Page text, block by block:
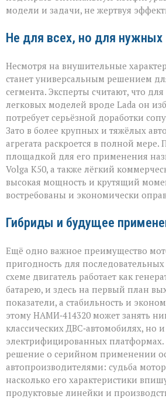
модели и задачи, не жертвуя
Не для всех, но для нужных
Несмотря на внушительные
станет универсальным решением
сегмента. Эксперты считают, что
легковых моделей вроде Lada он
потребует серьёзной доработки
Зато в более крупных и тяжёлых
агрегата раскроется в полной мере.
площадкой для его применения
Volga К50, а также лёгкий
высокая мощность и крутящий
востребованы и экономически
Гибриды и будущее
Ещё одно важное преимущество
пригодность для
схеме двигатель работает как
батарею, и здесь на первый план
показатели, а стабильность и
этому НАМИ‑414320 может занять
классических ДВС‑автомобилях, но
электрифицированных платформах.
решение о серийном применении
автопроизводителями: судьба
насколько его характеристики
продуктовые линейки и